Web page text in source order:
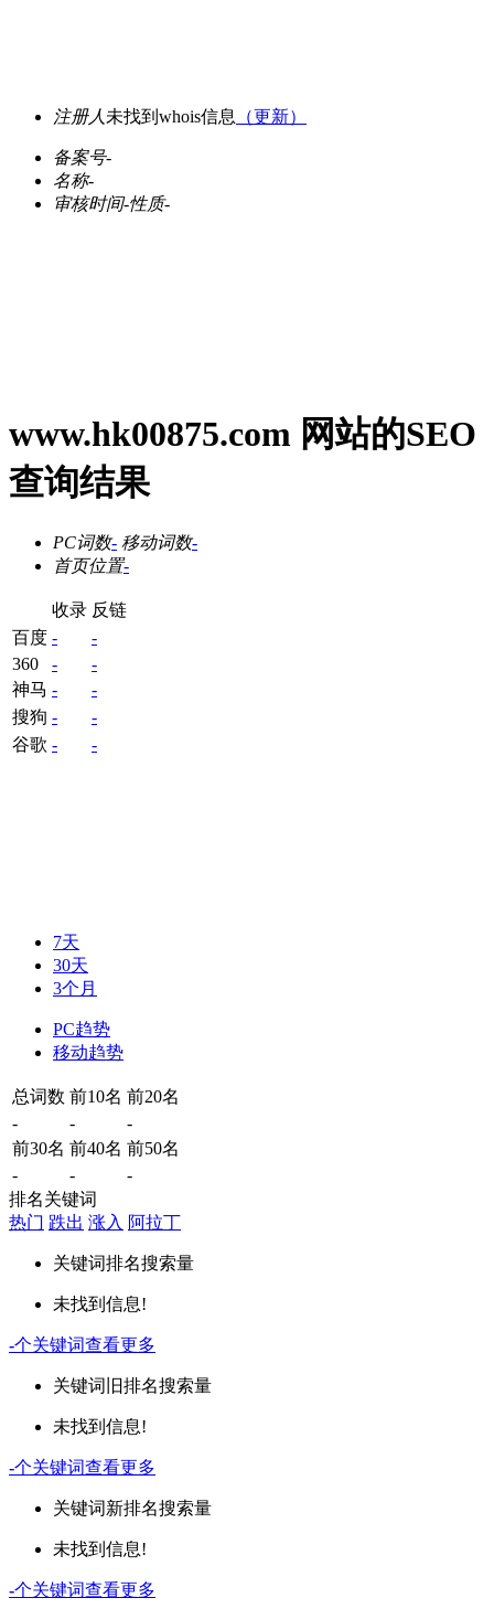
注册人 未找到whois信息 （更新）
备案号-
名称-
审核时间-性质-
www.hk00875.com 网站的SEO
查询结果
PC词数- 移动词数-
首页位置-
收录 反链
百度 -
-
360
-
-
神马 -
-
搜狗 -
-
谷歌 - -
7天
30天
3个月
PC趋势
移动趋势
总词数 前10名 前20名
-
-
-
前30名 前40名 前50名
-
-
-
排名关键词
热门 跌出 涨入 阿拉丁
关键词排名搜索量
未找到信息!
-个关键词查看更多
关键词 旧排名搜索量
未找到信息!
-个关键词查看更多
关键词新排名搜索量
未找到信息!
-个关键词查看更多